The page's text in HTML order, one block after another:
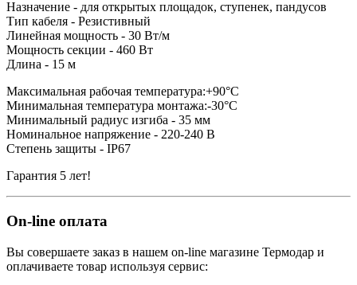
Назначение - для открытых площадок, ступенек, пандусов
Тип кабеля - Резистивный
Линейная мощность - 30 Вт/м
Мощность секции - 460 Вт
Длина - 15 м
Максимальная рабочая температура:+90°С
Минимальная температура монтажа:-30°С
Минимальный радиус изгиба - 35 мм
Номинальное напряжение - 220-240 В
Степень защиты - IP67
Гарантия 5 лет!
On-line оплата
Вы совершаете заказ в нашем on-line магазине Термодар и
оплачиваете товар используя сервис: